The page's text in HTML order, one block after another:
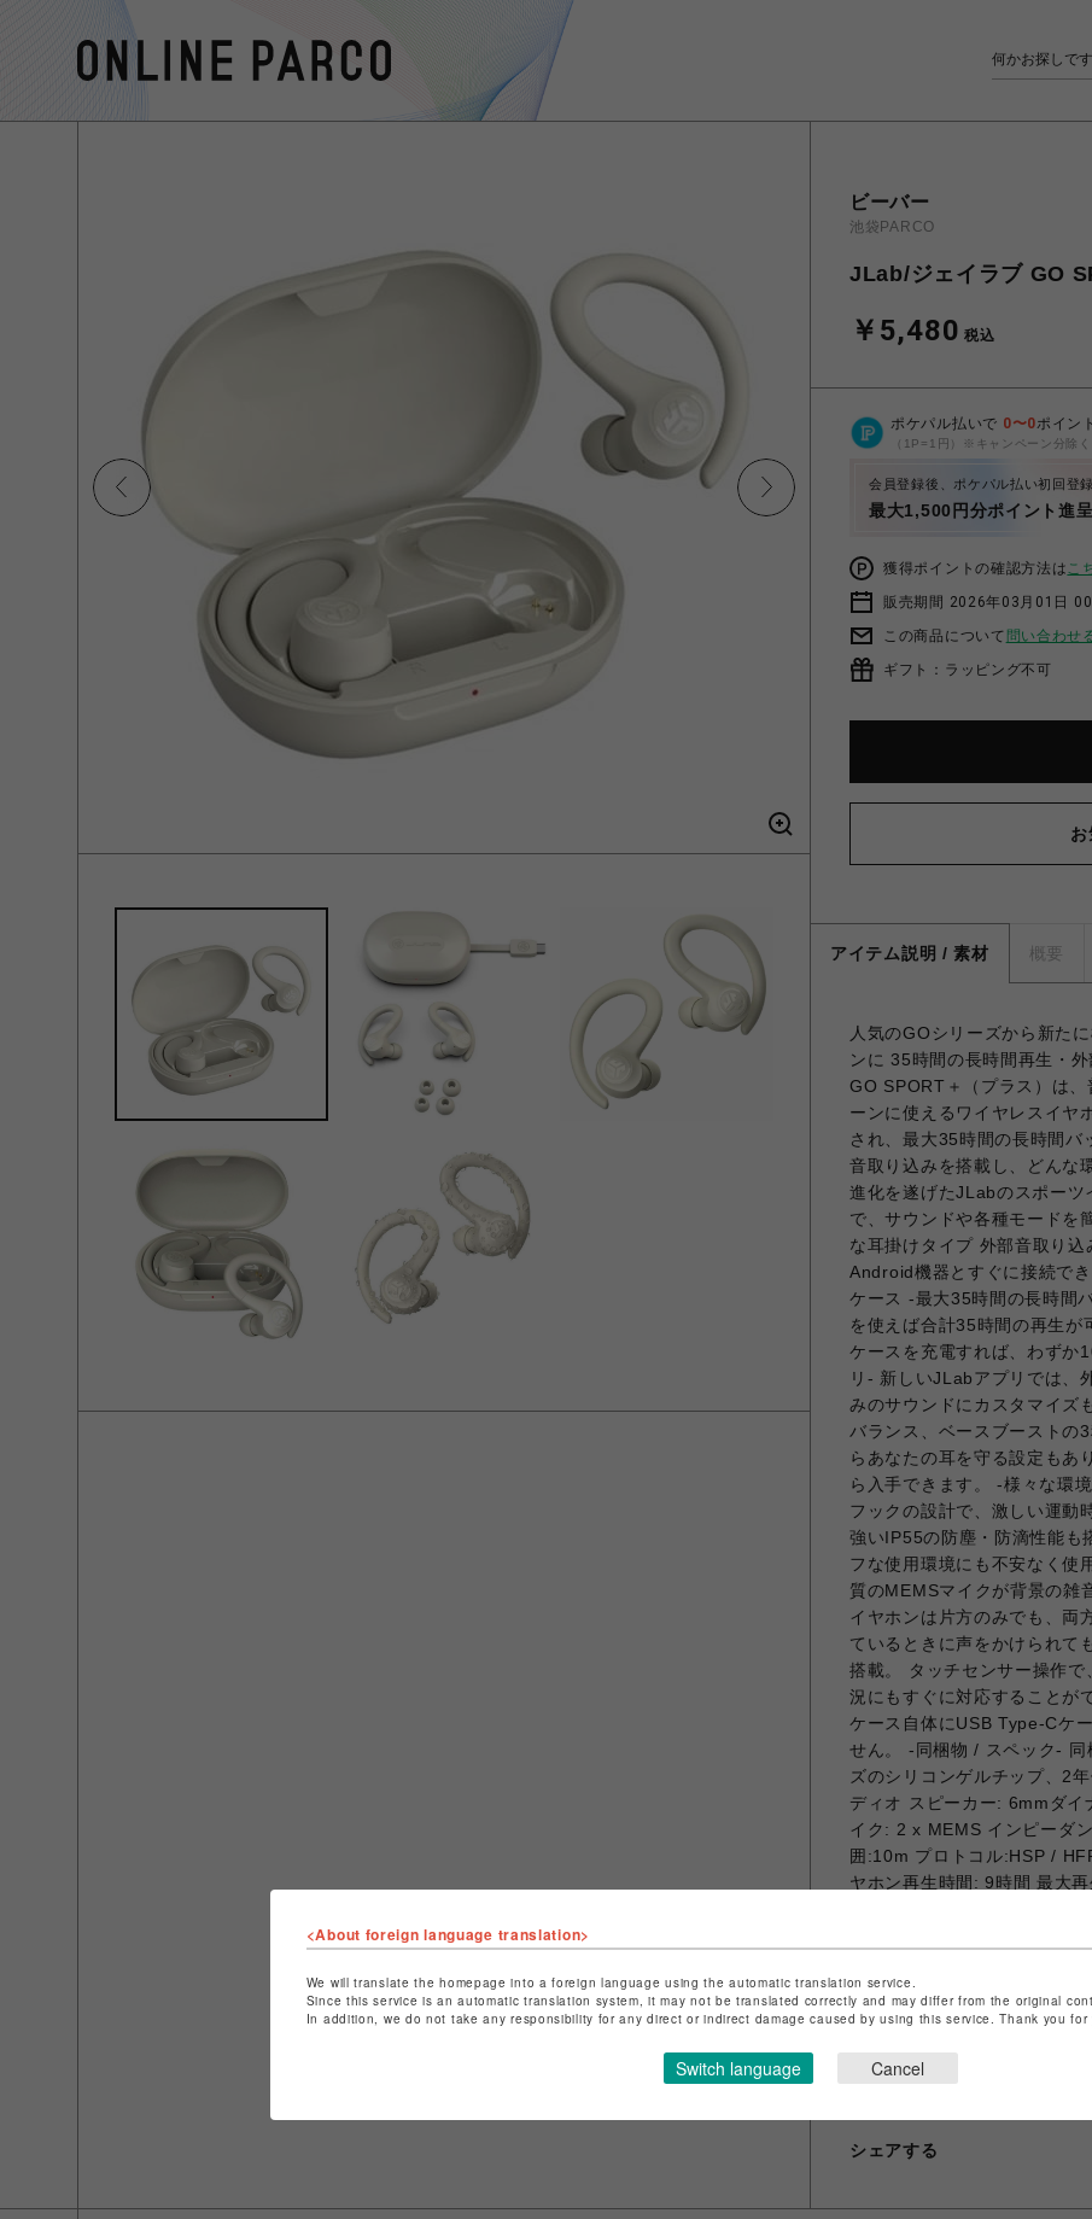
ビーバー
池袋PARCO
JLab/ジェイラブ GO
￥5,480 税込
ポケパル払いで 0〜0ポイント
（1P=1円）※キャンペーン分除く
会員登録後、ポケパル払い初回登
最大1,500円分ポイント進呈
獲得ポイントの確認方法はこ
販売期間 2026年03月01日
この商品について 問い合わせ
ギフト：ラッピング不可
アイテム説明 / 素材 概要
人気のGOシリーズから新た
ンに 35時間の長時間再生・
GO SPORT＋（プラス）は
ーンに使えるワイヤレスイヤ
され、最大35時間の長時間
音取り込みを搭載し、どんな
進化を遂げたJLabのスポー
で、サウンドや各種モードを
な耳掛けタイプ 外部音取り
Android機器とすぐに接続で
ケース -最大35時間の長時間
を使えば合計35時間の再生
ケースを充電すれば、わずか
リ- 新しいJLabアプリでは、
みのサウンドにカスタマイズ
バランス、ベースブーストの
らあなたの耳を守る設定も
ら入手できます。 -様々な環
フックの設計で、激しい運動
強いIP55の防塵・防滴性能も
フな使用環境にも不安なく使
質のMEMSマイクが背景の雑
イヤホンは片方のみでも、両
ているときに声をかけられて
搭載。 タッチセンサー操作
況にもすぐに対応することが
ケース自体にUSB Type-Cケ
せん。 -同梱物 / スペック- 同
ズのシリコンゲルチップ、2
ディオ スピーカー: 6mmダ
イク: 2 x MEMS インピーダ
囲:10m プロトコル:HSP /
ヤホン再生時間: 9時間 最大
リー: 45mAh ケース充電バ
ース充電時間: 2時間 充電方
その他機能 保証: 30日品質
6.2g｜ケース本体：45.1g
（85dB / 95dB） 3種のサウ
シェアする
<About foreign language translation>
We will translate the homepage into a foreign language using the automatic translation service.
Since this service is an automatic translation system, it may not be translated correctly and may differ from the original
In addition, we do not take any responsibility for any direct or indirect damage caused by using this service. Thank you
Switch language Cancel